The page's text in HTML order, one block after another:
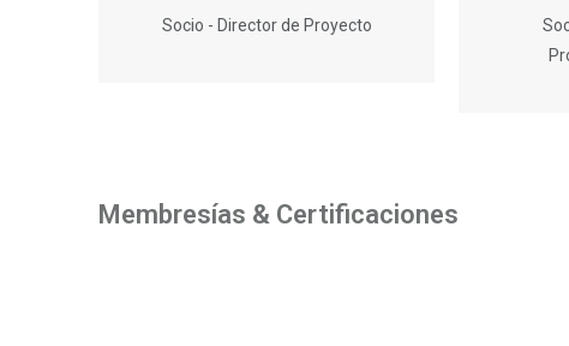
Socio - Director de Proyecto
Membresías & Certificaciones